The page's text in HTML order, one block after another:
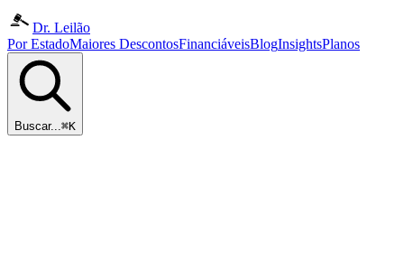
Dr. Leilão
Por EstadoMaiores DescontosFinanciáveisBlogInsightsPlanos
Buscar...⌘K